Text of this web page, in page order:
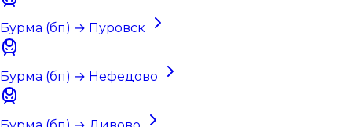
Бурма (бп) → Пуровск
Бурма (бп) → Нефедово